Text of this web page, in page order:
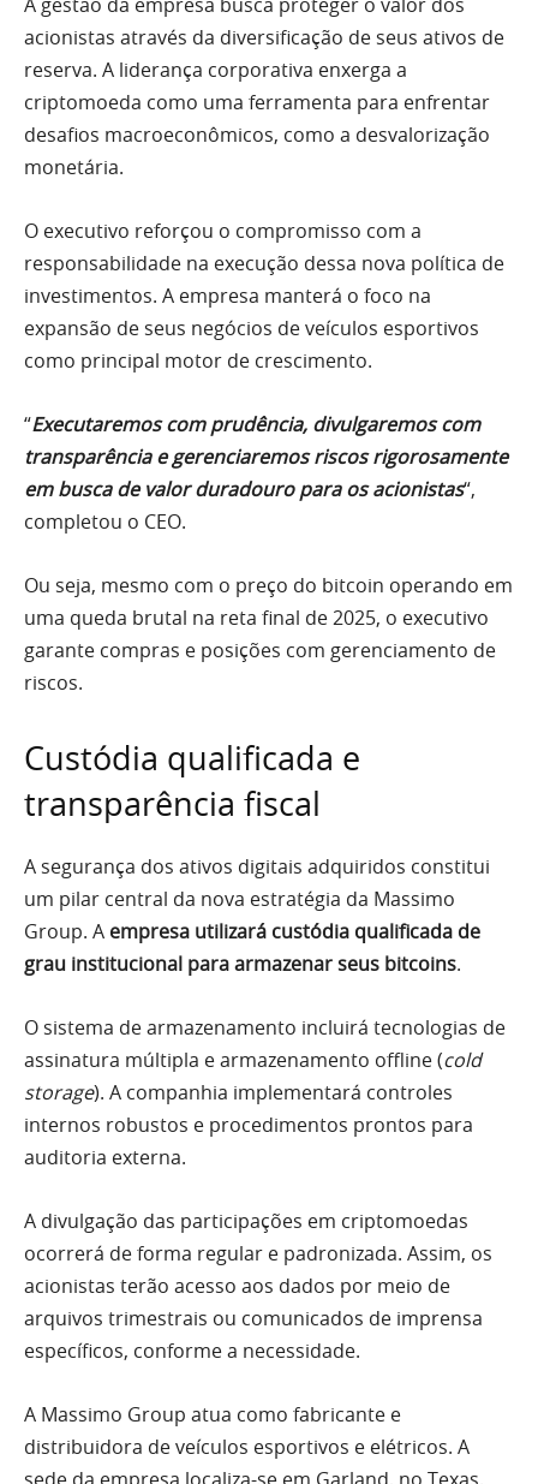
acionistas através da diversificação de seus ativos de
reserva. A liderança corporativa enxerga a
criptomoeda como uma ferramenta para enfrentar
desafios macroeconômicos, como a desvalorização
monetária.
O executivo reforçou o compromisso com a
responsabilidade na execução dessa nova política de
investimentos. A empresa manterá o foco na
expansão de seus negócios de veículos esportivos
como principal motor de crescimento.
“Executaremos com prudência, divulgaremos com
transparência e gerenciaremos riscos rigorosamente
em busca de valor duradouro para os acionistas“,
completou o CEO.
Ou seja, mesmo com o preço do bitcoin operando em
uma queda brutal na reta final de 2025, o executivo
garante compras e posições com gerenciamento de
riscos.
Custódia qualificada e
transparência fiscal
A segurança dos ativos digitais adquiridos constitui
um pilar central da nova estratégia da Massimo
Group. A empresa utilizará custódia qualificada de
grau institucional para armazenar seus bitcoins.
O sistema de armazenamento incluirá tecnologias de
assinatura múltipla e armazenamento offline (cold
storage). A companhia implementará controles
internos robustos e procedimentos prontos para
auditoria externa.
A divulgação das participações em criptomoedas
ocorrerá de forma regular e padronizada. Assim, os
acionistas terão acesso aos dados por meio de
arquivos trimestrais ou comunicados de imprensa
específicos, conforme a necessidade.
A Massimo Group atua como fabricante e
distribuidora de veículos esportivos e elétricos. A